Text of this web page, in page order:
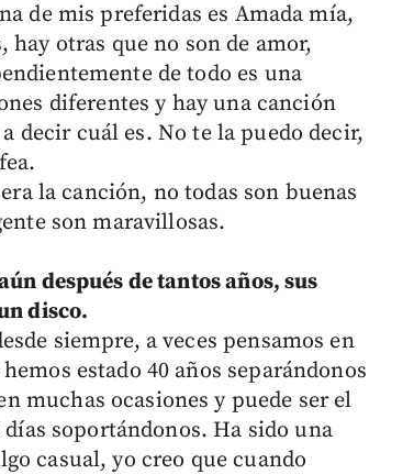
de mis preferidas es Amada mía,
hay otras que no son de amor,
de todo es una
diferentes y hay una canción
decir cuál es. No te la puedo decir,
la canción, no todas son buenas
son maravillosas.
después de tantos años, sus
disco.
siempre, a veces pensamos en
estado 40 años separándonos
muchas ocasiones y puede ser el
soportándonos. Ha sido una
casual, yo creo que cuando